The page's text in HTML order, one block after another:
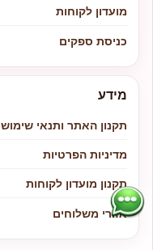
מועדון לקוחות
כניסת ספקים
מידע
תקנון האתר ותנאי שימוש
מדיניות הפרטיות
תקנון מועדון לקוחות
אזורי משלוחים